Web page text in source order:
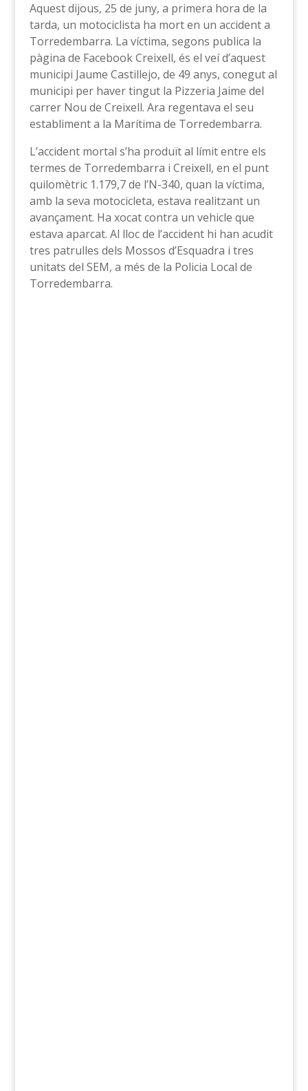
Aquest dijous, 25 de juny, a primera hora de la
tarda, un motociclista ha mort en un accident a
Torredembarra. La víctima, segons publica la
pàgina de Facebook Creixell, és el veí d’aquest
municipi Jaume Castillejo, de 49 anys, conegut al
municipi per haver tingut la Pizzeria Jaime del
carrer Nou de Creixell. Ara regentava el seu
establiment a la Marítima de Torredembarra.
L’accident mortal s’ha produït al límit entre els
termes de Torredembarra i Creixell, en el punt
quilomètric 1.179,7 de l’N-340, quan la víctima,
amb la seva motocicleta, estava realitzant un
avançament. Ha xocat contra un vehicle que
estava aparcat. Al lloc de l’accident hi han acudit
tres patrulles dels Mossos d’Esquadra i tres
unitats del SEM, a més de la Policia Local de
Torredembarra.